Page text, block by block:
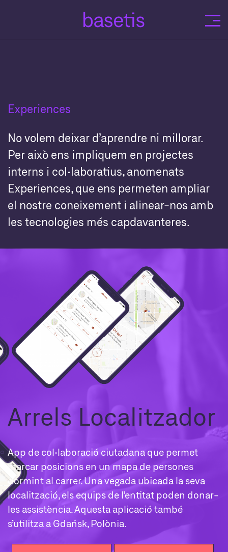
Experiences
No volem deixar d’aprendre ni millorar.
Per això ens impliquem en projectes
interns i col·laboratius, anomenats
Experiences, que ens permeten ampliar
el nostre coneixement i alinear-nos amb
les tecnologies més capdavanteres.
Arrels Localitzador
App de col·laboració ciutadana que permet
marcar posicions en un mapa de persones
dormint al carrer. Una vegada ubicada la seva
localització, els equips de l’entitat poden donar-
les assistència. Aquesta aplicació també
s’utilitza a Gdańsk, Polònia.